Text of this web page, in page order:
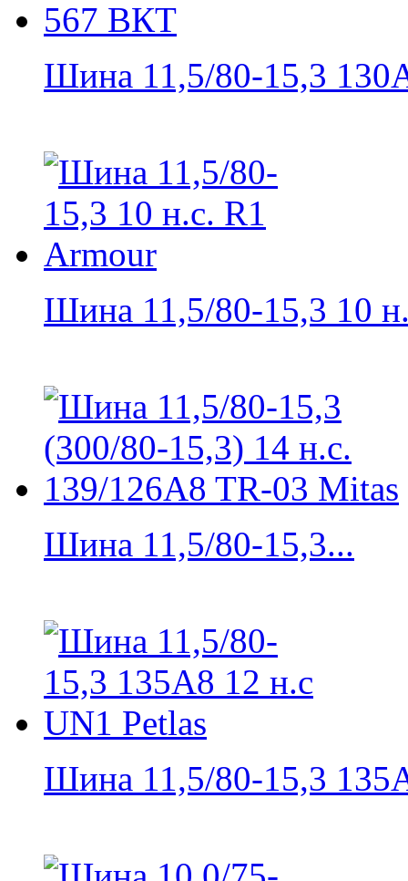
Шина 11,5/80-15,3
Шина 11,5/80-15,3 10
Шина 11,5/80-15,3...
Шина 11,5/80-15,3